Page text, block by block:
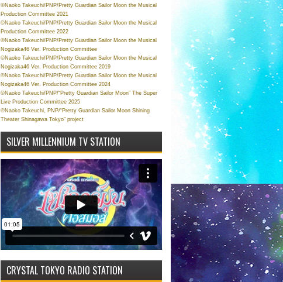
©Naoko Takeuchi/PNP/Pretty Guardian Sailor Moon the Musical
Production Committee 2021
©Naoko Takeuchi/PNP/Pretty Guardian Sailor Moon the Musical
Production Committee 2022
©Naoko Takeuchi/PNP/Pretty Guardian Sailor Moon the Musical
Nogizaka46 Ver. Production Committee
©Naoko Takeuchi/PNP/Pretty Guardian Sailor Moon the Musical
Nogizaka46 Ver. Production Committee 2019
©Naoko Takeuchi/PNP/Pretty Guardian Sailor Moon the Musical
Nogizaka46 Ver. Production Committee 2024
©Naoko Takeuchi/PNP/“Pretty Guardian Sailor Moon” The Super
Live Production Committee 2025
©Naoko Takeuchi, PNP/“Pretty Guardian Sailor Moon Shining
Theater Shinagawa Tokyo” project
SILVER MILLENNIUM TV STATION
CRYSTAL TOKYO RADIO STATION